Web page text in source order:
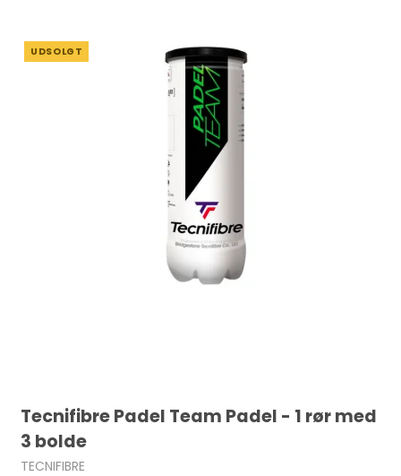
UDSOLGT
Tecnifibre Padel Team Padel - 1 rør med
3 bolde
TECNIFIBRE